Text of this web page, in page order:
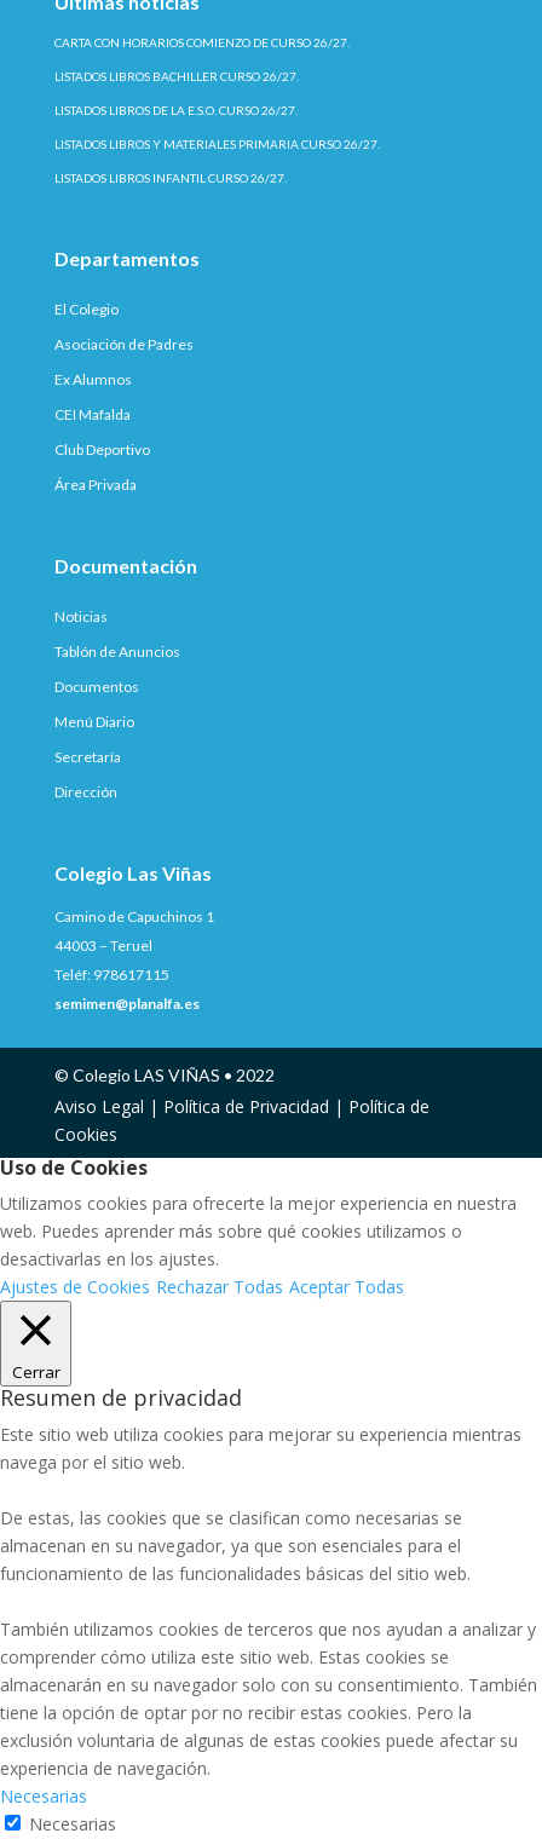
CARTA CON HORARIOS COMIENZO DE CURSO 26/27.
LISTADOS LIBROS BACHILLER CURSO 26/27.
LISTADOS LIBROS DE LA E.S.O. CURSO 26/27.
LISTADOS LIBROS Y MATERIALES PRIMARIA CURSO 26/27.
LISTADOS LIBROS INFANTIL CURSO 26/27.
Departamentos
El Colegio
Asociación de Padres
Ex Alumnos
CEI Mafalda
Club Deportivo
Área Privada
Documentación
Noticias
Tablón de Anuncios
Documentos
Menú Diario
Secretaría
Dirección
Colegio Las Viñas
Camino de Capuchinos 1
44003 – Teruel
Teléf: 978617115
semimen@planalfa.es
© Colegio LAS VIÑAS • 2022
Aviso Legal | Política de Privacidad | Política de
Cookies
Uso de Cookies
Utilizamos cookies para ofrecerte la mejor experiencia en nuestra
web. Puedes aprender más sobre qué cookies utilizamos o
desactivarlas en los ajustes.
Ajustes de Cookies Rechazar Todas Aceptar Todas
Cerrar
Resumen de privacidad
Este sitio web utiliza cookies para mejorar su experiencia mientras
navega por el sitio web.
De estas, las cookies que se clasifican como necesarias se
almacenan en su navegador, ya que son esenciales para el
funcionamiento de las funcionalidades básicas del sitio web.
También utilizamos cookies de terceros que nos ayudan a analizar y
comprender cómo utiliza este sitio web. Estas cookies se
almacenarán en su navegador solo con su consentimiento. También
tiene la opción de optar por no recibir estas cookies. Pero la
exclusión voluntaria de algunas de estas cookies puede afectar su
experiencia de navegación.
Necesarias
Necesarias